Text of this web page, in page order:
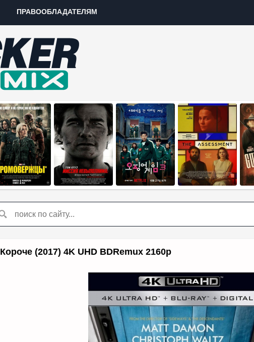
ПРАВООБЛАДАТЕЛЯМ
Короче (2017) 4K UHD BDRemux 2160p